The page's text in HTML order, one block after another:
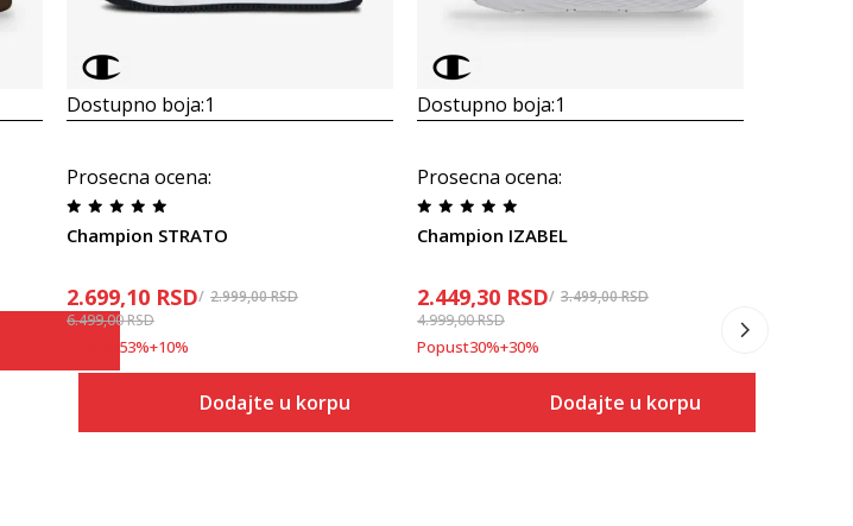
Dostupno boja:1
Prosecna ocena:
Champion STRATO
2.699,10 RSD 2.999,00RSD
6.499,00RSD
53%+10%
Dodajte u korpu
Dostupno boja:1
Prosecna ocena:
Champion IZABEL
2.449,30 RSD 3.499,00RSD
4.999,00RSD
Popust30%+30%
Dodajte u korpu